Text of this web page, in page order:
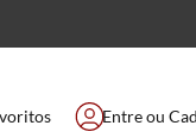
Entre ou